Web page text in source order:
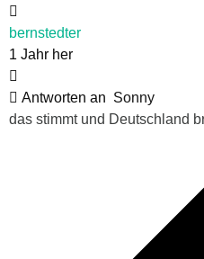
bernstedter
1 Jahr her
Antworten an Sonny
das stimmt und Deutschland